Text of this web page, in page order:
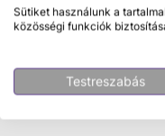
A Ravensburger neve
az egész világon,
2D-s és 3D-s puzzle
választékát nyújtja,
sokféleségében,
Sütiket használunk a
közösségi funkciók
Testreszabás